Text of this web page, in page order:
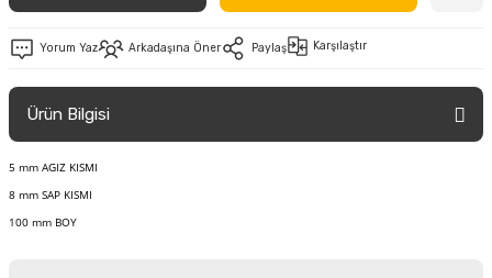
Yorum Yaz Arkadaşına Öner Paylaş Karşılaştır
Ürün Bilgisi
5 mm AGIZ KISMI
8 mm SAP KISMI
100 mm BOY